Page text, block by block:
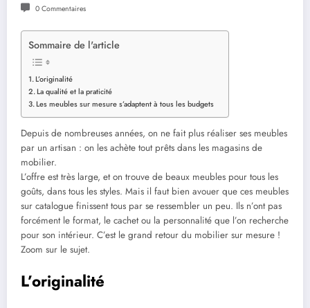
0 Commentaires
Sommaire de l'article
L’originalité
La qualité et la praticité
Les meubles sur mesure s’adaptent à tous les budgets
Depuis de nombreuses années, on ne fait plus réaliser ses meubles
par un artisan : on les achète tout prêts dans les magasins de
mobilier.
L’offre est très large, et on trouve de beaux meubles pour tous les
goûts, dans tous les styles. Mais il faut bien avouer que ces meubles
sur catalogue finissent tous par se ressembler un peu. Ils n’ont pas
forcément le format, le cachet ou la personnalité que l’on recherche
pour son intérieur. C’est le grand retour du mobilier sur mesure !
Zoom sur le sujet.
L’originalité